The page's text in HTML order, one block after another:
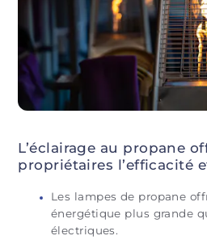
L’éclairage au propane
propriétaires l’efficacité
Les lampes de propane
énergétique plus grande
électriques.